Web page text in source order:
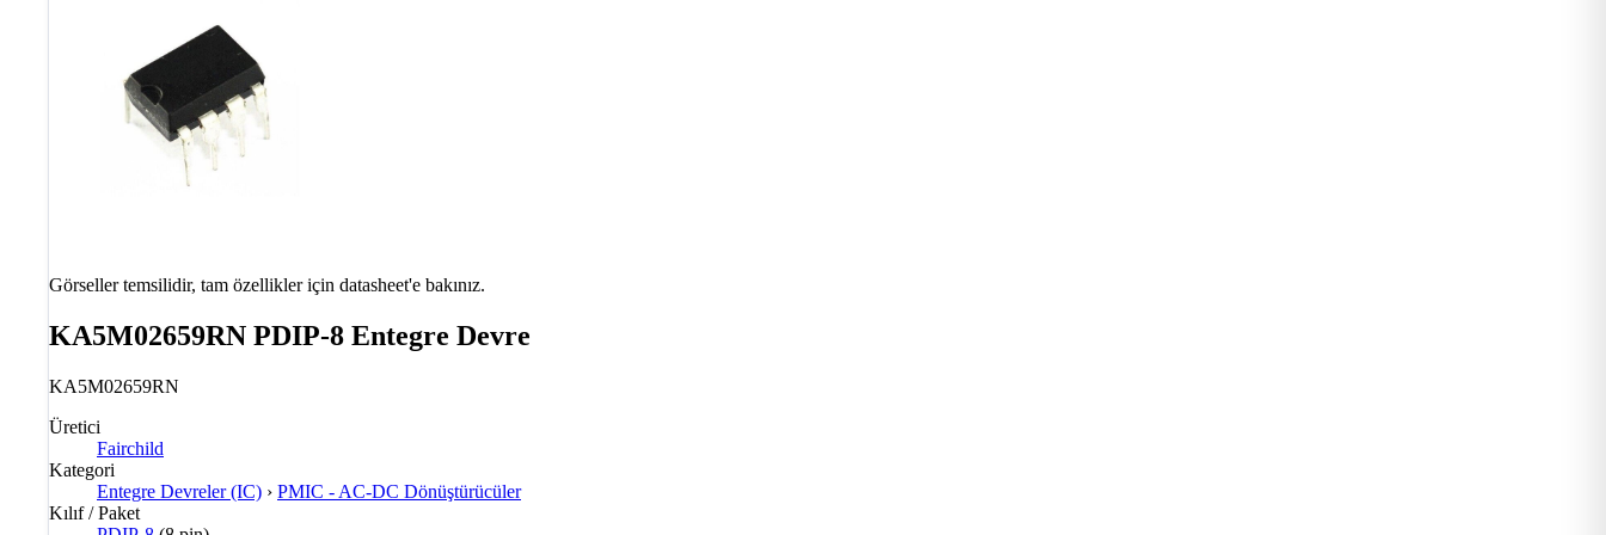
Görseller temsilidir, tam özellikler için datasheet'e bakınız.
KA5M02659RN PDIP-8 Entegre Devre
KA5M02659RN
Üretici
Fairchild
Kategori
Entegre Devreler (IC) › PMIC - AC-DC Dönüştürücüler
Kılıf / Paket